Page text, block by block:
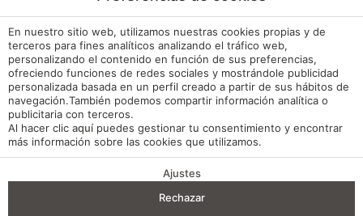
VENTAJAS DE RESERVA
Y
OBTÉN
UN
5%
DE
DESCUENTO
EN
TU
RESERVA
En nuestro sitio web, utilizamos nuestras cookies propias y de
terceros para fines analíticos analizando el tráfico web,
personalizando el contenido en función de sus preferencias,
ofreciendo funciones de redes sociales y mostrándole publicidad
personalizada basada en un perfil creado a partir de sus hábitos de
navegación.También podemos compartir información analítica o
publicitaria con terceros.
Al hacer clic aquípuedes gestionar tu consentimiento y encontrar
más información sobre las cookies que utilizamos.
Ajustes
Rechazar